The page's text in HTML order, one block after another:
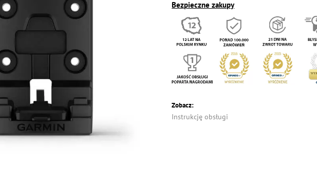
Bezpieczne zakupy
Zobacz:
Instrukcję obsługi